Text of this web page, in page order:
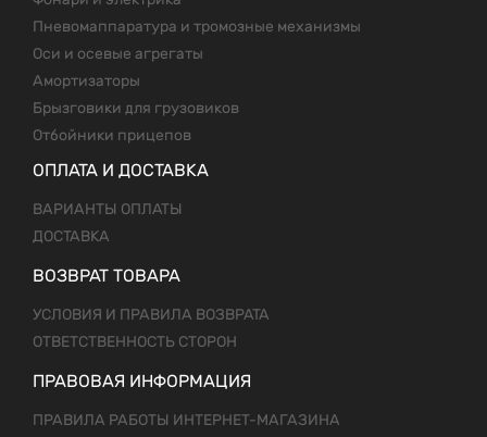
Пневомаппаратура и тромозные механизмы
Оси и осевые агрегаты
Амортизаторы
Брызговики для грузовиков
Отбойники прицепов
ОПЛАТА И ДОСТАВКА
ВАРИАНТЫ ОПЛАТЫ
ДОСТАВКА
ВОЗВРАТ ТОВАРА
УСЛОВИЯ И ПРАВИЛА ВОЗВРАТА
ОТВЕТСТВЕННОСТЬ СТОРОН
ПРАВОВАЯ ИНФОРМАЦИЯ
ПРАВИЛА РАБОТЫ ИНТЕРНЕТ-МАГАЗИНА